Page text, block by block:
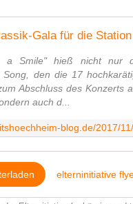
a Smile" hieß nicht nur
Song, den die 17
Abschluss des Konzerts
auch d...
elterninitiative